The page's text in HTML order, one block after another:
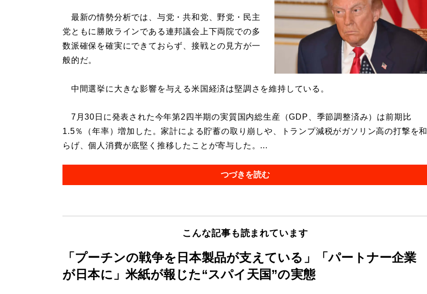
最新の情勢分析では、与党・共和党、野党・民主
党ともに勝敗ラインである連邦議会上下両院での多
数派確保を確実にできておらず、接戦との見方が一
般的だ。
中間選挙に大きな影響を与える米国経済は堅調さを維持している。
7月30日に発表された今年第2四半期の実質国内総生産（GDP、季節調整済み）は前期比
1.5％（年率）増加した。家計による貯蓄の取り崩しや、トランプ減税がガソリン高の打撃を和
らげ、個人消費が底堅く推移したことが寄与した。...
つづきを読む
こんな記事も読まれています
「プーチンの戦争を日本製品が支えている」「パートナー企業
が日本に」米紙が報じた“スパイ天国”の実態